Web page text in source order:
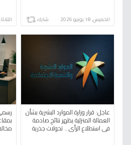
الخميس, 18 يونيو 2026 شارك الثلاثاء, 16
عاجل: قرار وزارة الموارد البشرية بشأن
العمالة المنزلية يظهر نتائج صادمة
في استطلاع الرأي… تحولات جذرية
تنتظر القطاع!